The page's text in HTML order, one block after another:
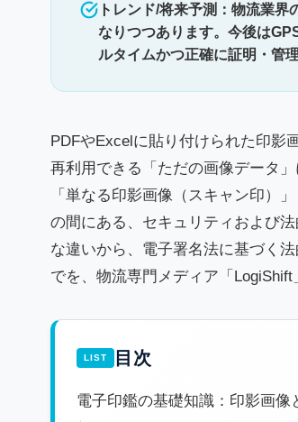
トレンド/将来予測：物流業
なりつつあります。今後は
ルタイムかつ正確に証明・管
PDFやExcelに貼り付けられた印影
再利用できる「ただの画像データ
「単なる印影画像（スキャン印）
の間にある、セキュリティおよび
な違いから、電子署名法に基づく
でを、物流専門メディア「LogiShift
目次
電子印鑑の基礎知識：印影画